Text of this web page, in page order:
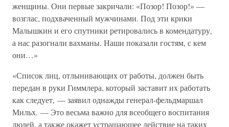
женщины. Они первые закричали: «Позор! Позор!» —
возглас, подхваченный мужчинами. Под эти крики
Малышкин и его спутники ретировались в комендатуру,
а нас разогнали вахманы. Наши показали гостям, с кем
они…»
«Список лиц, отлынивающих от работы, должен быть
передан в руки Гиммлера, который заставит их работать
как следует, — заявил однажды генерал-фельдмаршал
Мильх. — Это весьма важно для всеобщего воспитания
людей, а также окажет устрашающее действие на таких